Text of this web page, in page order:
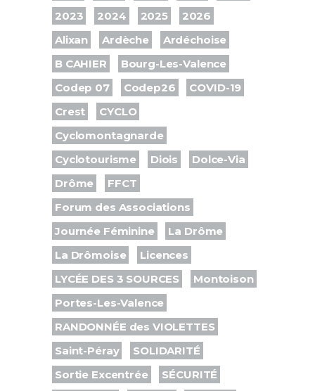
2023
2024 2025
2026
Alixan
Ardèche
Ardéchoise
B CAHIER
Bourg-Les-Valence
Codep 07
Codep26
COVID-19
Crest
CYCLO
Cyclomontagnarde
Cyclotourisme
Diois
Dolce-Via
Drôme
FFCT
Forum des Associations
Journée Féminine
La Drôme
La Drômoise
Licences
LYCÉE DES 3 SOURCES
Montoison
Portes-Les-Valence
RANDONNÉE des VIOLETTES
Saint-Péray
SOLIDARITÉ
Sortie Excentrée
SÉCURITÉ